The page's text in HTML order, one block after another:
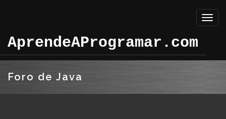
AprendeAProgramar.com
Foro de Java